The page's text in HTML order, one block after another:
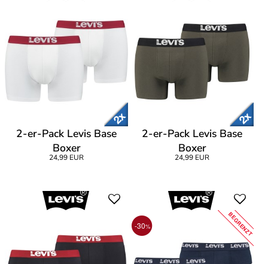
2-er-Pack Levis Base
Boxer
24,99 EUR
2-er-Pack Levis Base
Boxer
24,99 EUR
-30% BEGRENZT